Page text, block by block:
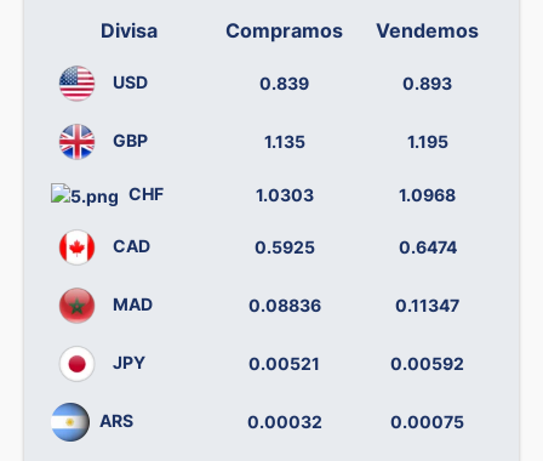
Divisa Compramos Vendemos
USD 0.839 0.893
GBP 1.135 1.195
CHF 1.0303 1.0968
CAD 0.5925 0.6474
MAD 0.08836 0.11347
JPY 0.00521 0.00592
ARS 0.00032 0.00075